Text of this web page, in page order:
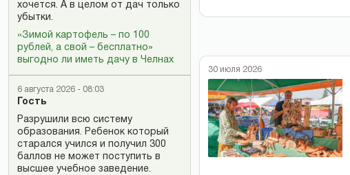
хочется. А в целом от дач только
убытки.
«Зимой картофель – по 100
рублей, а свой – бесплатно»
выгодно ли иметь дачу в Челнах
6 августа 2026 - 08:03
Гость
Разрушили всю систему
образования. Ребенок который
старался учился и получил 300
баллов не может поступить в
высшее учебное заведение.
30 июля 2026